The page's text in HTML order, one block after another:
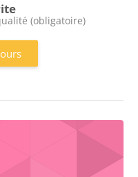
(obligatoire)